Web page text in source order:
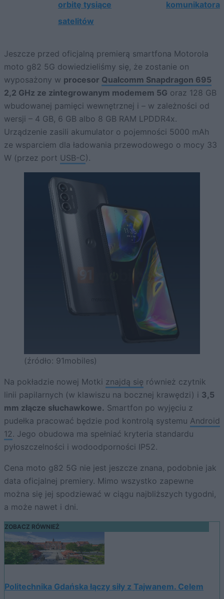
orbitę tysiące
satelitów
komunikatora
Jeszcze przed oficjalną premierą smartfona Motorola
moto g82 5G dowiedzieliśmy się, że zostanie on
wyposażony w procesor Qualcomm Snapdragon 695
2,2 GHz ze zintegrowanym modemem 5G oraz 128 GB
wbudowanej pamięci wewnętrznej i – w zależności od
wersji – 4 GB, 6 GB albo 8 GB RAM LPDDR4x.
Urządzenie zasili akumulator o pojemności 5000 mAh
ze wsparciem dla ładowania przewodowego o mocy 33
W (przez port USB-C).
(źródło: 91mobiles)
Na pokładzie nowej Motki znajdą się również czytnik
linii papilarnych (w klawiszu na bocznej krawędzi) i 3,5
mm złącze słuchawkowe. Smartfon po wyjęciu z
pudełka pracować będzie pod kontrolą systemu Android
12 . Jego obudowa ma spełniać kryteria standardu
pyłoszczelności i wodoodporności IP52.
Cena moto g82 5G nie jest jeszcze znana, podobnie jak
data oficjalnej premiery. Mimo wszystko zapewne
można się jej spodziewać w ciągu najbliższych tygodni,
a może nawet i dni.
ZOBACZ RÓWNIEŻ
Politechnika Gdańska łączy siły z Tajwanem. Celem